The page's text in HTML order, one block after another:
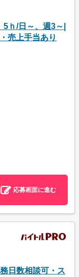
5ｈ/日～、週3～|
売上手当あり
応募画面に進む
日数相談可・ス